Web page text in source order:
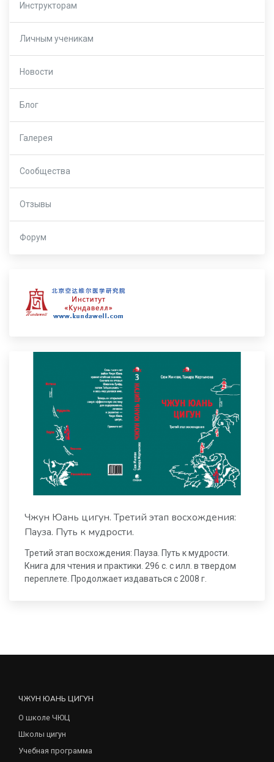
Инструкторам
Личным ученикам
Новости
Блог
Галерея
Сообщества
Отзывы
Форум
Чжун Юань цигун. Третий этап восхождения:
Пауза. Путь к мудрости.
Третий этап восхождения: Пауза. Путь к мудрости.
Книга для чтения и практики. 296 с. с илл. в твердом
переплете. Продолжает издаваться с 2008 г.
ЧЖУН ЮАНЬ ЦИГУН
О школе ЧЮЦ
Школы цигун
Учебная программа